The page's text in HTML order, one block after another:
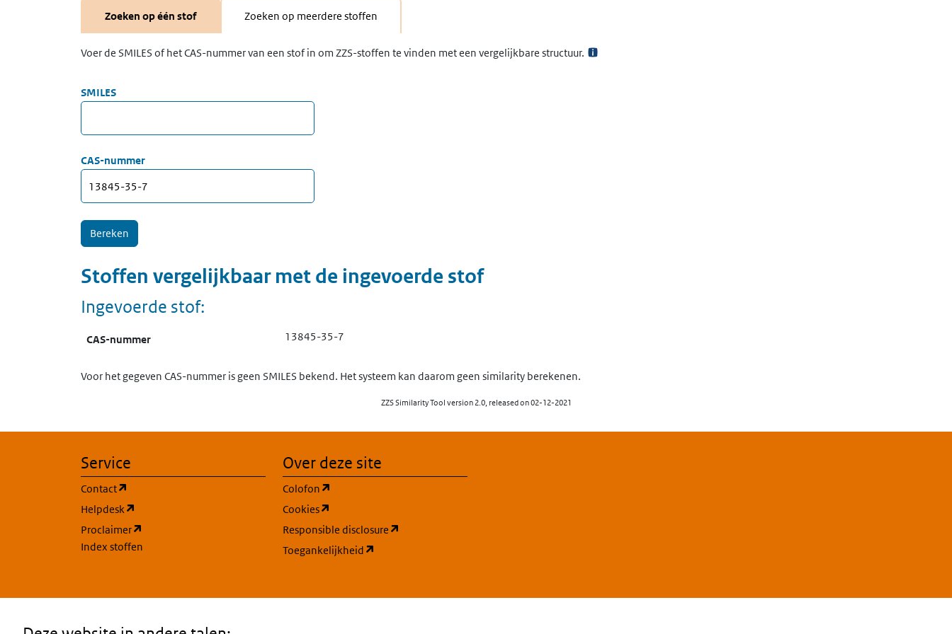
Zoeken op één stof Zoeken op meerdere stoffen
Voer de SMILES of het CAS-nummer van een stof in om ZZS-stoffen te vinden met een vergelijkbare structuur.
SMILES
CAS-nummer
Stoffen vergelijkbaar met de ingevoerde stof
Ingevoerde stof:
CAS-nummer 13845-35-7
Voor het gegeven CAS-nummer is geen SMILES bekend. Het systeem kan daarom geen similarity berekenen.
ZZS Similarity Tool version 2.0, released on 02-12-2021
Service
Contact
Helpdesk
Proclaimer
Index stoffen
Over deze site
Colofon
Cookies
Responsible disclosure
Toegankelijkheid